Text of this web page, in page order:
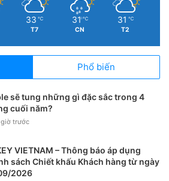
sự.
33 ℃
T7
31 ℃
CN
31 ℃
T2
Phổ biến
sẽ tung những gì đặc sắc trong 4
cuối năm?
giờ trước
VIETNAM – Thông báo áp dụng
sách Chiết khấu Khách hàng từ ngày
2026